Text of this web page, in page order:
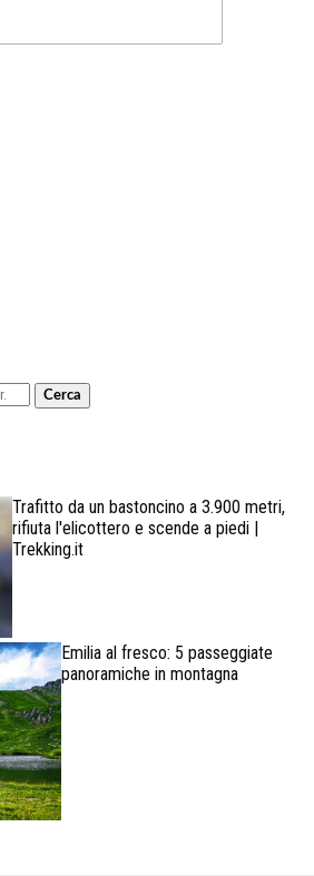
Cerca
Trafitto da un bastoncino a 3.900 metri,
rifiuta l'elicottero e scende a piedi |
Trekking.it
Emilia al fresco: 5 passeggiate
panoramiche in montagna